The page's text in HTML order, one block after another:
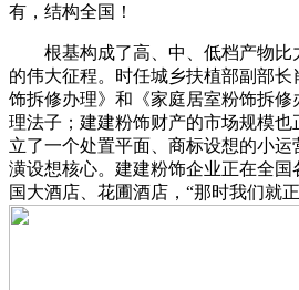
有，结构全国！
根基构成了高、中、低档产物比
的伟大征程。时任城乡扶植部副部
饰拆修办理》和《家庭居室粉饰拆
理法子；建建粉饰财产的市场规模
立了一个处置平面、商标设想的小
潢设想核心。建建粉饰企业正在全国
国大酒店、花圃酒店，“那时我们就